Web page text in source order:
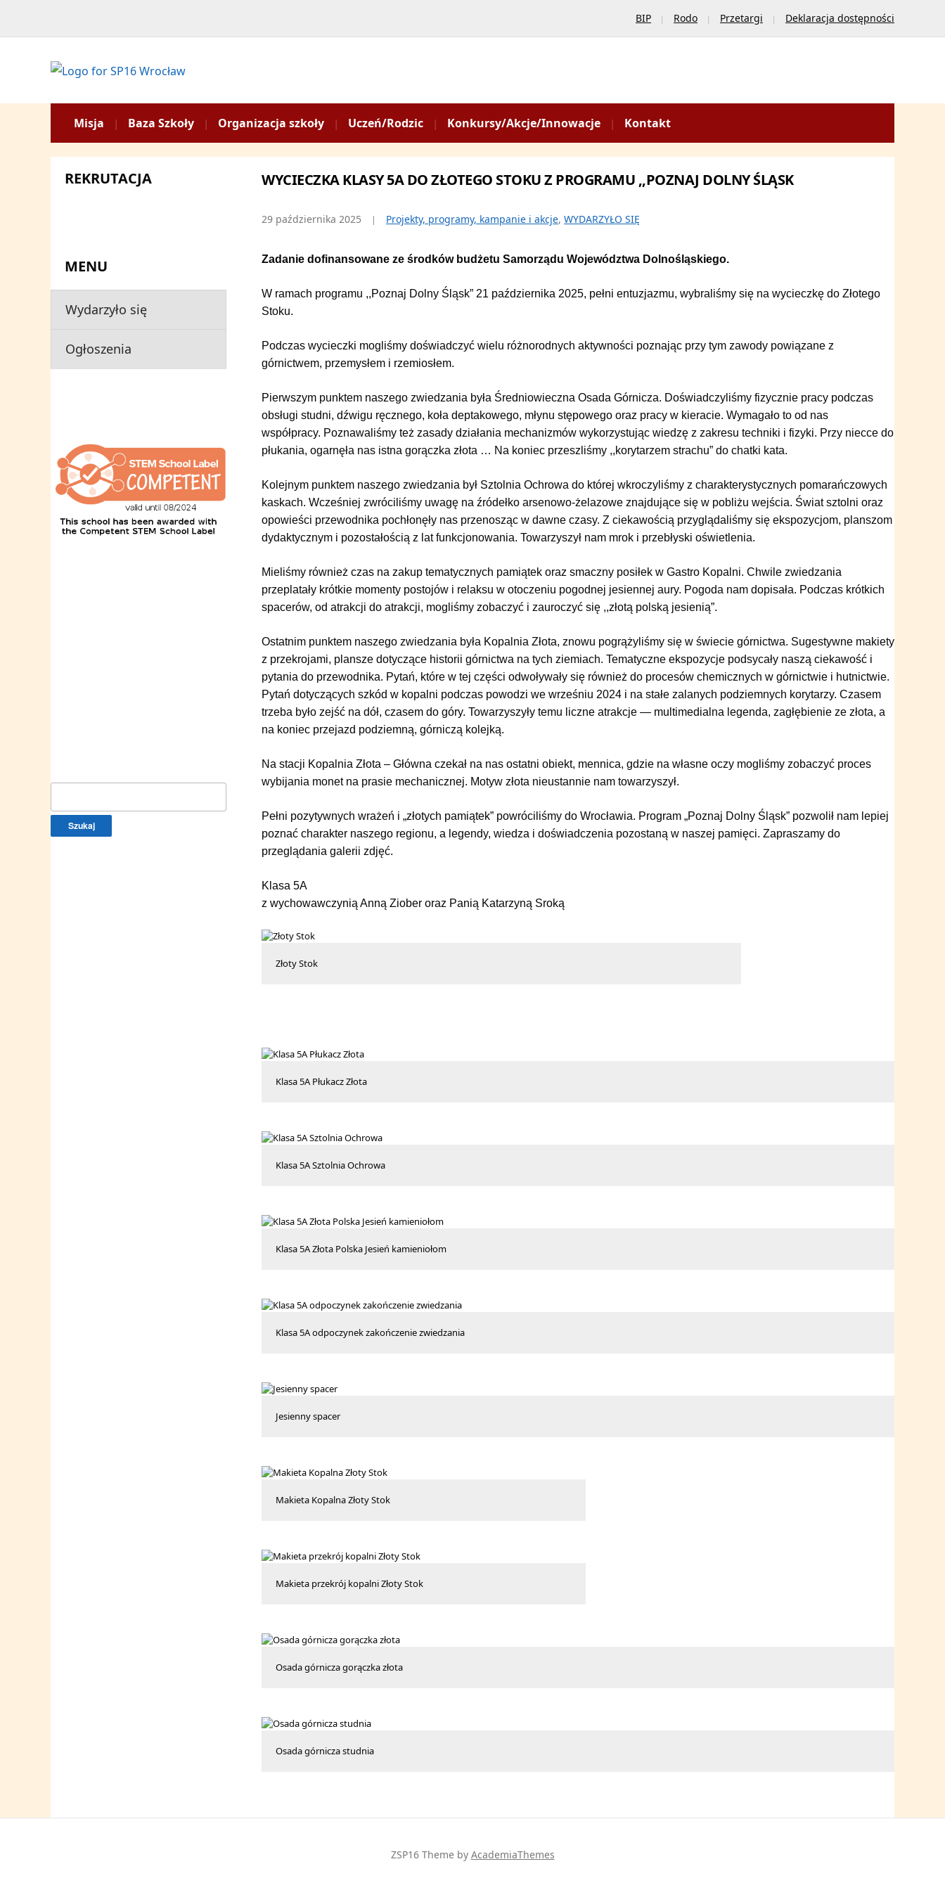
BIP Rodo Przetargi Deklaracja dostępności
Misja Baza Szkoły Organizacja szkoły Uczeń/Rodzic Konkursy/Akcje/Innowacje Kontakt
REKRUTACJA
MENU
Wydarzyło się
Ogłoszenia
WYCIECZKA KLASY 5A DO ZŁOTEGO STOKU Z PROGRAMU ,,POZNAJ DOLNY ŚLĄSK
29 października 2025 Projekty, programy, kampanie i akcje, WYDARZYŁO SIĘ
Zadanie dofinansowane ze środków budżetu Samorządu Województwa Dolnośląskiego.
W ramach programu ,,Poznaj Dolny Śląsk” 21 października 2025, pełni entuzjazmu, wybraliśmy się na wycieczkę do Złotego
Stoku.
Podczas wycieczki mogliśmy doświadczyć wielu różnorodnych aktywności poznając przy tym zawody powiązane z
górnictwem, przemysłem i rzemiosłem.
Pierwszym punktem naszego zwiedzania była Średniowieczna Osada Górnicza. Doświadczyliśmy fizycznie pracy podczas
obsługi studni, dźwigu ręcznego, koła deptakowego, młynu stępowego oraz pracy w kieracie. Wymagało to od nas
współpracy. Poznawaliśmy też zasady działania mechanizmów wykorzystując wiedzę z zakresu techniki i fizyki. Przy niecce do
płukania, ogarnęła nas istna gorączka złota … Na koniec przeszliśmy ,,korytarzem strachu” do chatki kata.
Kolejnym punktem naszego zwiedzania był Sztolnia Ochrowa do której wkroczyliśmy z charakterystycznych pomarańczowych
kaskach. Wcześniej zwróciliśmy uwagę na źródełko arsenowo-żelazowe znajdujące się w pobliżu wejścia. Świat sztolni oraz
opowieści przewodnika pochłonęły nas przenosząc w dawne czasy. Z ciekawością przyglądaliśmy się ekspozycjom, planszom
dydaktycznym i pozostałością z lat funkcjonowania. Towarzyszył nam mrok i przebłyski oświetlenia.
Mieliśmy również czas na zakup tematycznych pamiątek oraz smaczny posiłek w Gastro Kopalni. Chwile zwiedzania
przeplatały krótkie momenty postojów i relaksu w otoczeniu pogodnej jesiennej aury. Pogoda nam dopisała. Podczas krótkich
spacerów, od atrakcji do atrakcji, mogliśmy zobaczyć i zauroczyć się ,,złotą polską jesienią”.
Ostatnim punktem naszego zwiedzania była Kopalnia Złota, znowu pogrążyliśmy się w świecie górnictwa. Sugestywne makiety
z przekrojami, plansze dotyczące historii górnictwa na tych ziemiach. Tematyczne ekspozycje podsycały naszą ciekawość i
pytania do przewodnika. Pytań, które w tej części odwoływały się również do procesów chemicznych w górnictwie i hutnictwie.
Pytań dotyczących szkód w kopalni podczas powodzi we wrześniu 2024 i na stałe zalanych podziemnych korytarzy. Czasem
trzeba było zejść na dół, czasem do góry. Towarzyszyły temu liczne atrakcje — multimedialna legenda, zagłębienie ze złota, a
na koniec przejazd podziemną, górniczą kolejką.
Na stacji Kopalnia Złota – Główna czekał na nas ostatni obiekt, mennica, gdzie na własne oczy mogliśmy zobaczyć proces
wybijania monet na prasie mechanicznej. Motyw złota nieustannie nam towarzyszył.
Pełni pozytywnych wrażeń i „złotych pamiątek” powróciliśmy do Wrocławia. Program „Poznaj Dolny Śląsk” pozwolił nam lepiej
poznać charakter naszego regionu, a legendy, wiedza i doświadczenia pozostaną w naszej pamięci. Zapraszamy do
przeglądania galerii zdjęć.
Klasa 5A
z wychowawczynią Anną Ziober oraz Panią Katarzyną Sroką
Złoty Stok
Klasa 5A Płukacz Złota
Klasa 5A Sztolnia Ochrowa
Klasa 5A Złota Polska Jesień kamieniołom
Klasa 5A odpoczynek zakończenie zwiedzania
Jesienny spacer
Makieta Kopalna Złoty Stok
Makieta przekrój kopalni Złoty Stok
Osada górnicza gorączka złota
Osada górnicza studnia
ZSP16 Theme by AcademiaThemes